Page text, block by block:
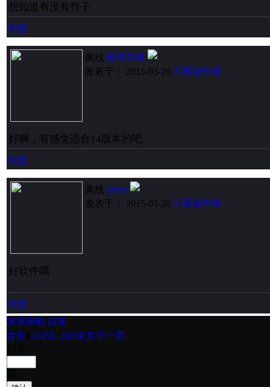
想知道有没有竹子
回复
离线 酷哥学者
发表于： 2015-03-20 只看该作者
好啊，有感觉适合14版本的吧
回复
离线 zkhxt
发表于： 2015-03-20 只看该作者
好软件哦
回复
发表新帖 回复
首页 23456...683末页下一页